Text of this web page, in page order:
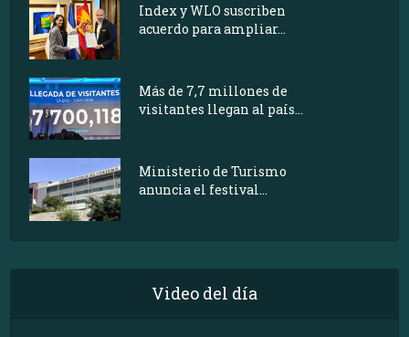
Index y WLO suscriben
acuerdo para ampliar...
Más de 7,7 millones de
visitantes llegan al país...
Ministerio de Turismo
anuncia el festival...
Video del día